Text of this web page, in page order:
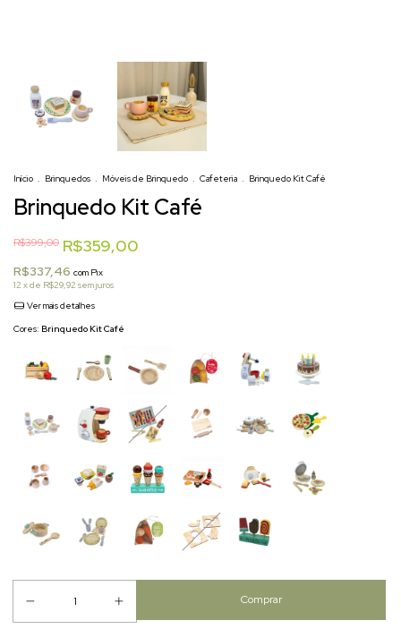
Início . Brinquedos . Móveis de Brinquedo . Cafeteria . Brinquedo Kit Café
Brinquedo Kit Café
R$399,00 R$359,00
R$337,46 com Pix
12 x de R$29,92 sem juros
Ver mais detalhes
Cores: Brinquedo Kit Café